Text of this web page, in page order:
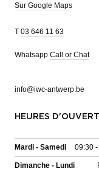
Sur Google Maps
T 03 646 11 63
Whatsapp Call or Chat
info@iwc-antwerp.be
HEURES
Mardi - Samedi 09:30
Dimanche - Lundi